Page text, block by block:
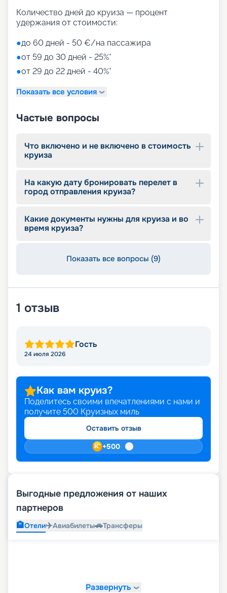
Количество дней до круиза — процент
удержания от стоимости:
●до 60 дней - 50 €/на пассажира
●от 59 до 30 дней - 25%*
●от 29 до 22 дней - 40%*
Показать все условия
Частые вопросы
Что включено и не включено в стоимость
круиза
На какую дату бронировать перелет в
город отправления круиза?
Какие документы нужны для круиза и во
время круиза?
Показать все вопросы (9)
1 отзыв
Гость
24 июля 2026
Как вам круиз?
Поделитесь своими впечатлениями с нами и
получите 500 Круизных миль
Оставить отзыв
+500
Выгодные предложения от наших
партнеров
🏨Отели✈️Авиабилеты🚗Трансферы
Развернуть